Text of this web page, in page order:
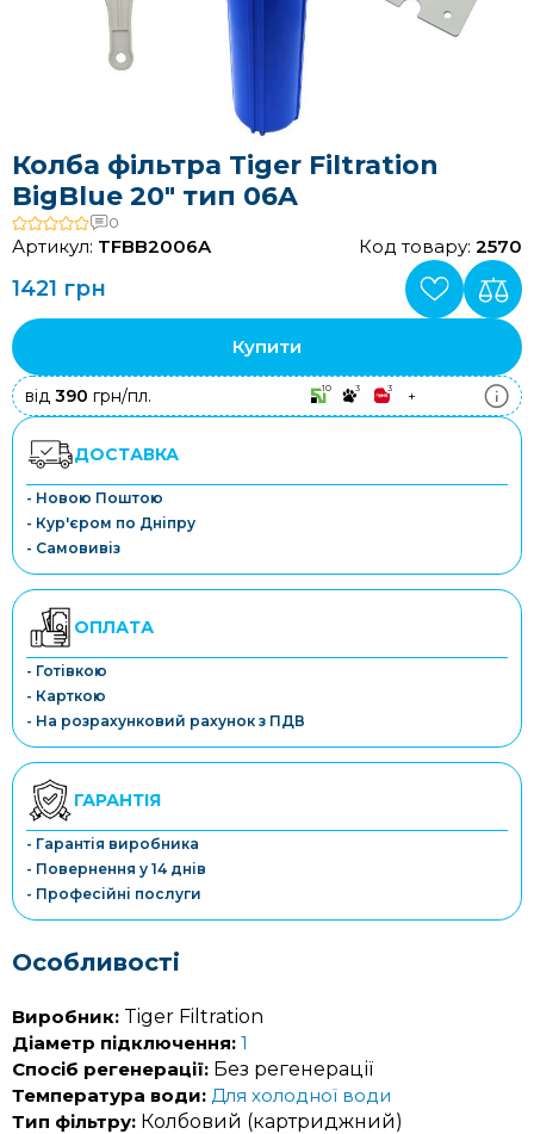
Колба фільтра Tiger Filtration
BigBlue 20" тип 06A
0
Артикул: TFBB2006A Код товару: 2570
1421 грн
Купити
від 390 грн/пл. 10 3 3 +
ДОСТАВКА
- Новою Поштою
- Кур'єром по Дніпру
- Самовивіз
ОПЛАТА
- Готівкою
- Карткою
- На розрахунковий рахунок з ПДВ
ГАРАНТІЯ
- Гарантія виробника
- Повернення у 14 днів
- Професійні послуги
Особливості
Виробник: Tiger Filtration
Діаметр підключення: 1
Спосіб регенерації: Без регенерації
Температура води: Для холодної води
Тип фільтру: Колбовий (картриджний)